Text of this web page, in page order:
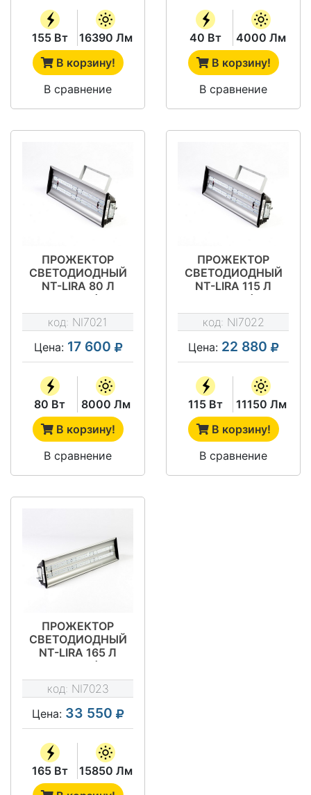
155 Вт
16390 Лм
В корзину!
В сравнение
40 Вт
4000 Лм
В корзину!
В сравнение
ПРОЖЕКТОР
СВЕТОДИОДНЫЙ
NT-LIRA 80 Л
(СП-15)
код: NI7021
Цена: 17 600
80 Вт
8000 Лм
В корзину!
В сравнение
ПРОЖЕКТОР
СВЕТОДИОДНЫЙ
NT-LIRA 115 Л
(СП-15)
код: NI7022
Цена: 22 880
115 Вт
11150 Лм
В корзину!
В сравнение
ПРОЖЕКТОР
СВЕТОДИОДНЫЙ
NT-LIRA 165 Л
(СП-15)
код: NI7023
Цена: 33 550
165 Вт
15850 Лм